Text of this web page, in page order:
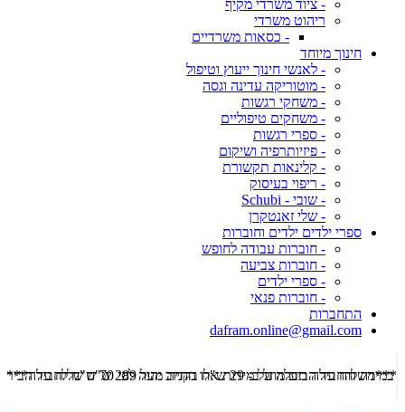
- ציוד משרדי מקיף
ריהוט משרדי
- כסאות משרדיים
חינוך מיוחד
- לאנשי חינוך ייעוץ וטיפול
- מוטוריקה עדינה וגסה
- משחקי רגשות
- משחקים טיפוליים
- ספרי רגשות
- פיזיותרפיה ושיקום
- קלינאות תקשורת
- ריפוי בעיסוק
- שובי - Schubi
- שלי זאנטקרן
ספרי ילדים ילדים וחוברות
- חוברות עבודה לחופש
- חוברות צביעה
- ספרי ילדים
- חוברות פנאי
התחברות
dafram.online@gmail.com
***משלוח עד הבית מוזל ב- 29 ש"ח בקניה מעל 289 ש"ח שליח עד הבית ***